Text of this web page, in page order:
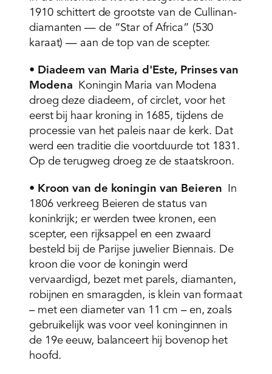
1910 schittert de grootste van de Cullinan-
diamanten — de “Star of Africa” (530
karaat) — aan de top van de scepter.
• Diadeem van Maria d'Este, Prinses van
Modena Koningin Maria van Modena
droeg deze diadeem, of circlet, voor het
eerst bij haar kroning in 1685, tijdens de
processie van het paleis naar de kerk. Dat
werd een traditie die voortduurde tot 1831.
Op de terugweg droeg ze de staatskroon.
• Kroon van de koningin van Beieren In
1806 verkreeg Beieren de status van
koninkrijk; er werden twee kronen, een
scepter, een rijksappel en een zwaard
besteld bij de Parijse juwelier Biennais. De
kroon die voor de koningin werd
vervaardigd, bezet met parels, diamanten,
robijnen en smaragden, is klein van formaat
– met een diameter van 11 cm – en, zoals
gebruikelijk was voor veel koninginnen in
de 19e eeuw, balanceert hij bovenop het
hoofd.